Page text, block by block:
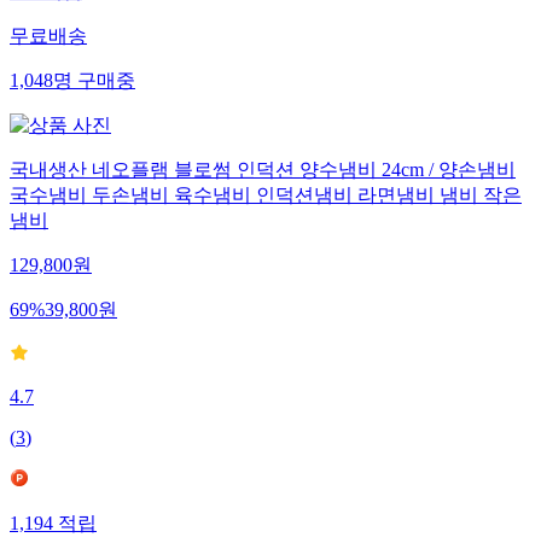
무료배송
1,048명구매중
국내생산 네오플램 블로썸 인덕션 양수냄비 24cm / 양손냄비
국수냄비 두손냄비 육수냄비 인덕션냄비 라면냄비 냄비 작은
냄비
129,800원
69%39,800원
4.7
(3)
1,194적립